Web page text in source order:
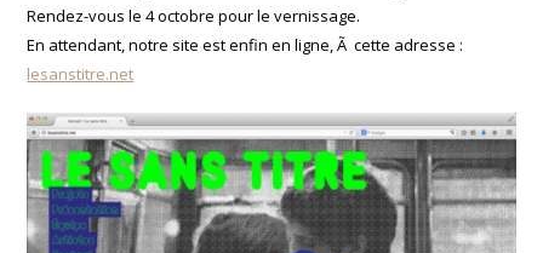
Rendez-vous le 4 octobre pour le vernissage.
En attendant, notre site est enfin en ligne, Ã cette adresse :
lesanstitre.net